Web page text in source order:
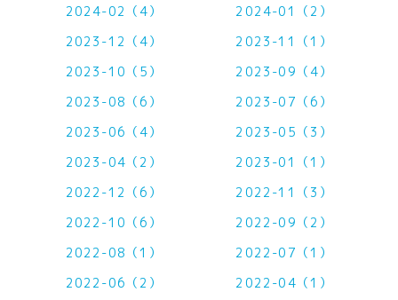
2024-02（4）
2024-01（2）
2023-12（4）
2023-11（1）
2023-10（5）
2023-09（4）
2023-08（6）
2023-07（6）
2023-06（4）
2023-05（3）
2023-04（2）
2023-01（1）
2022-12（6）
2022-11（3）
2022-10（6）
2022-09（2）
2022-08（1）
2022-07（1）
2022-06（2）
2022-04（1）